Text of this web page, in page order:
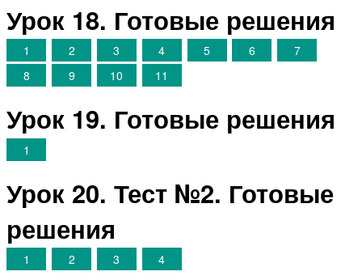
Урок 18. Готовые решения
1 2 3 4 5 6
7
8
9 10 11
Урок 19. Готовые решения
1
Урок 20. Тест №2. Готовые
решения
1 2 3 4